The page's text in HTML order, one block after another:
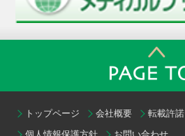
トップページ 会社概要 転載許諾